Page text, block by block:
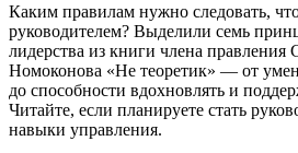
Каким правилам нужно следовать,
руководителем? Выделили семь
лидерства из книги члена
Номоконова «Не теоретик» — от
до способности вдохновлять и
Читайте, если планируете стать
навыки управления.